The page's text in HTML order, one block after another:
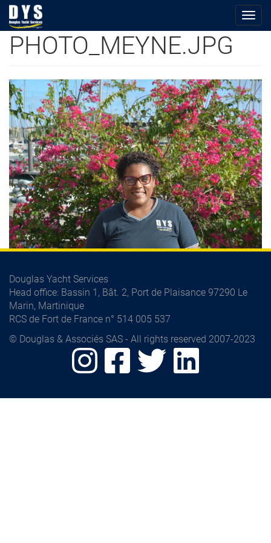
Skip
content
PHOTO_MEYNE.JPG
Douglas Yacht Services
Head office: Bassin 1, Bât. 2, Port de Plaisance 97290 Le
Marin, Martinique
RCS de Fort de France n° 514 005 537
© Douglas & Associés SAS - All rights reserved 2007-2023